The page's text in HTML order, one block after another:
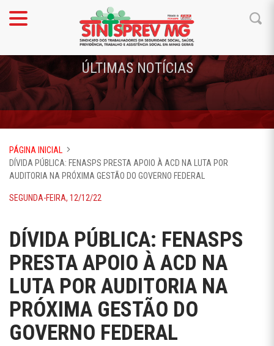
ÚLTIMAS NOTÍCIAS
PÁGINA INICIAL
DÍVIDA PÚBLICA: FENASPS PRESTA APOIO À ACD NA LUTA POR
AUDITORIA NA PRÓXIMA GESTÃO DO GOVERNO FEDERAL
SEGUNDA-FEIRA, 12/12/22
DÍVIDA PÚBLICA: FENASPS
PRESTA APOIO À ACD NA
LUTA POR AUDITORIA NA
PRÓXIMA GESTÃO DO
GOVERNO FEDERAL